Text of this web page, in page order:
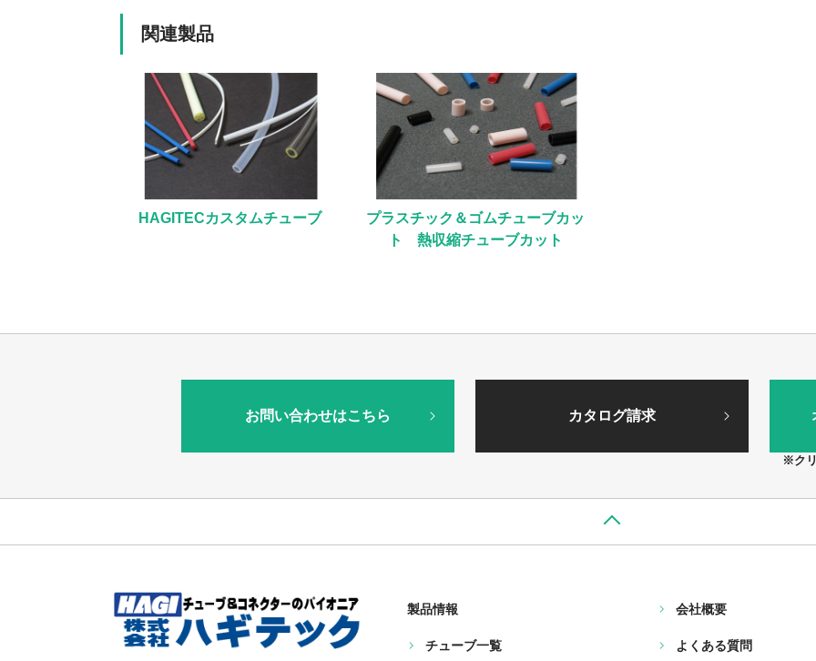
関連製品
HAGITECカスタムチューブ
プラスチック＆ゴムチューブカッ
ト 熱収縮チューブカット
お問い合わせはこちら カタログ請求
※ク
製品情報
チューブ一覧
会社概要
よくある質問